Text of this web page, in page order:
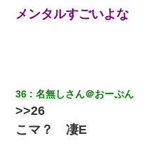
メンタルすごいよな
36 名無しさん＠おーぷん
>>26
こマ？ 凄E